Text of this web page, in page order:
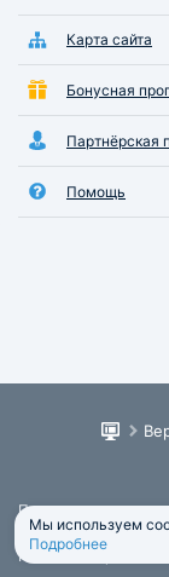
Карта сайта
Бонусная
Партнёрская
Помощь
Пользовательское
Юридическая
Политика обработки
Мы используем
Подробнее